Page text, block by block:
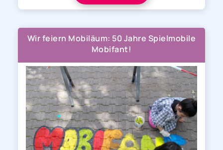
Wir feiern Mobiläum: 50 Jahre Spielmobile
Mobifant!